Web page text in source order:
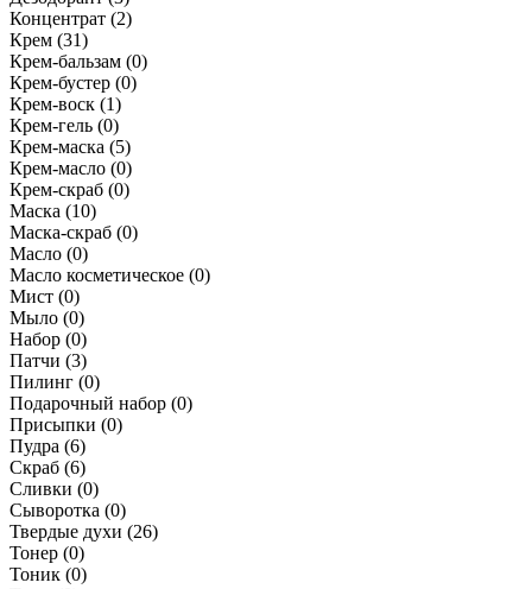
Концентрат (2)
Крем (31)
Крем-бальзам (0)
Крем-бустер (0)
Крем-воск (1)
Крем-гель (0)
Крем-маска (5)
Крем-масло (0)
Крем-скраб (0)
Маска (10)
Маска-скраб (0)
Масло (0)
Масло косметическое (0)
Мист (0)
Мыло (0)
Набор (0)
Патчи (3)
Пилинг (0)
Подарочный набор (0)
Присыпки (0)
Пудра (6)
Скраб (6)
Сливки (0)
Сыворотка (0)
Твердые духи (26)
Тонер (0)
Тоник (0)